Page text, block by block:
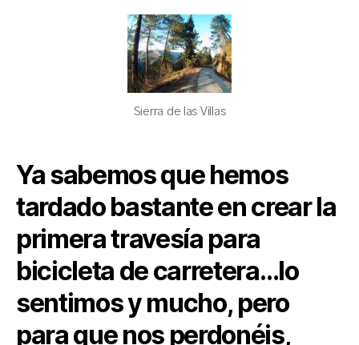
b
a
Sierra de las Villas
Ya sabemos que hemos
tardado bastante en crear la
primera travesía para
bicicleta de carretera…lo
sentimos y mucho, pero
para que nos perdonéis,